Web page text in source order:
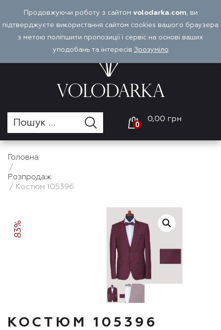
UA
Войти
Оплата і доставка
0
0,00 грн
Головна
/
Розпродаж
/ Костюм 105396
83%
КОСТЮМ 105396
Продовжуючи роботу з сайтом volodarka.com, ви
підтверджуєте використання сайтом cookies вашого браузера
з метою поліпшити пропозиції і сервіс на основі ваших
уподобань та інтересів Зрозуміло